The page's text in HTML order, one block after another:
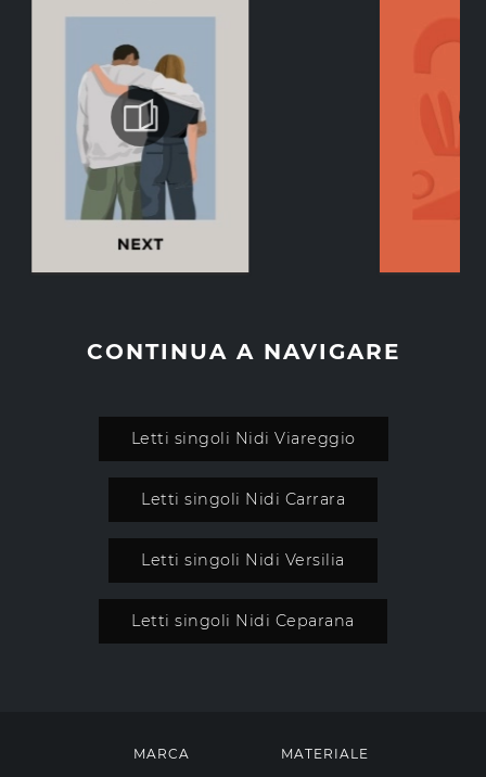
CONTINUA A NAVIGARE
Letti singoli Nidi Viareggio
Letti singoli Nidi Carrara
Letti singoli Nidi Versilia
Letti singoli Nidi Ceparana
MARCA
MATERIALE